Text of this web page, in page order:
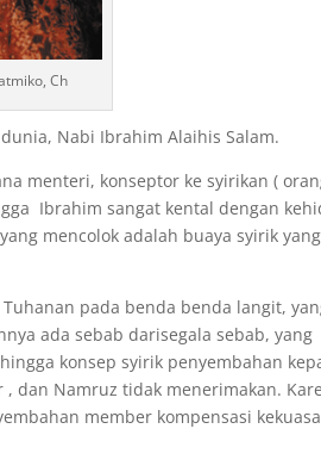
Ch
Nabi Ibrahim Alaihis Salam.
menteri, konseptor ke syirikan (
Ibrahim sangat kental dengan
mencolok adalah buaya syirik
pada benda benda langit,
ada sebab darisegala sebab, yang
konsep syirik penyembahan
dan Namruz tidak menerimakan.
member kompensasi